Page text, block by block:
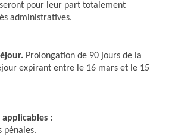
pour leur part totalement
administratives.
Prolongation de 90 jours de la
expirant entre le 16 mars et le 15
:
pénales.